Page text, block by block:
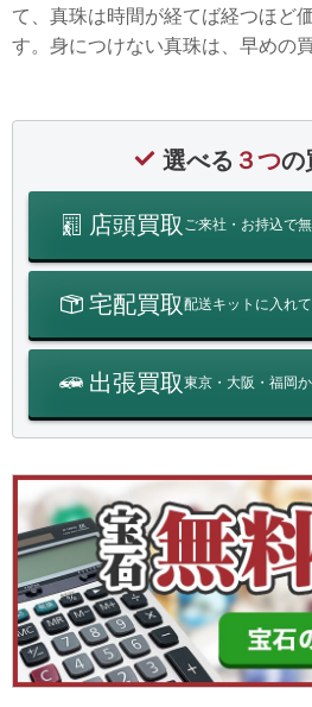
て、真珠は時間が経てば経つほど
す。身につけない真珠は、早めの
選べる ３つの
店頭買取 ご来社・お持込で
宅配買取配送キットに入れ
出張買取東京・大阪・福岡